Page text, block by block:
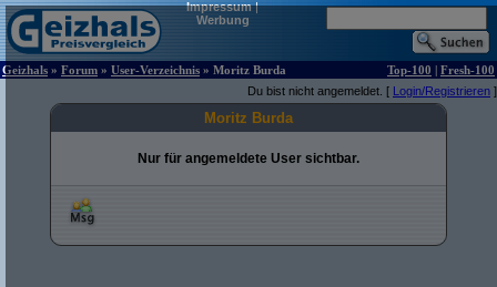
Impressum|
Werbung
Geizhals » Forum » User-Verzeichnis » Moritz Burda Top-100 | Fresh-100
Du bist nicht angemeldet. [ Login/Registrieren ]
Moritz Burda
Nur für angemeldete User sichtbar.